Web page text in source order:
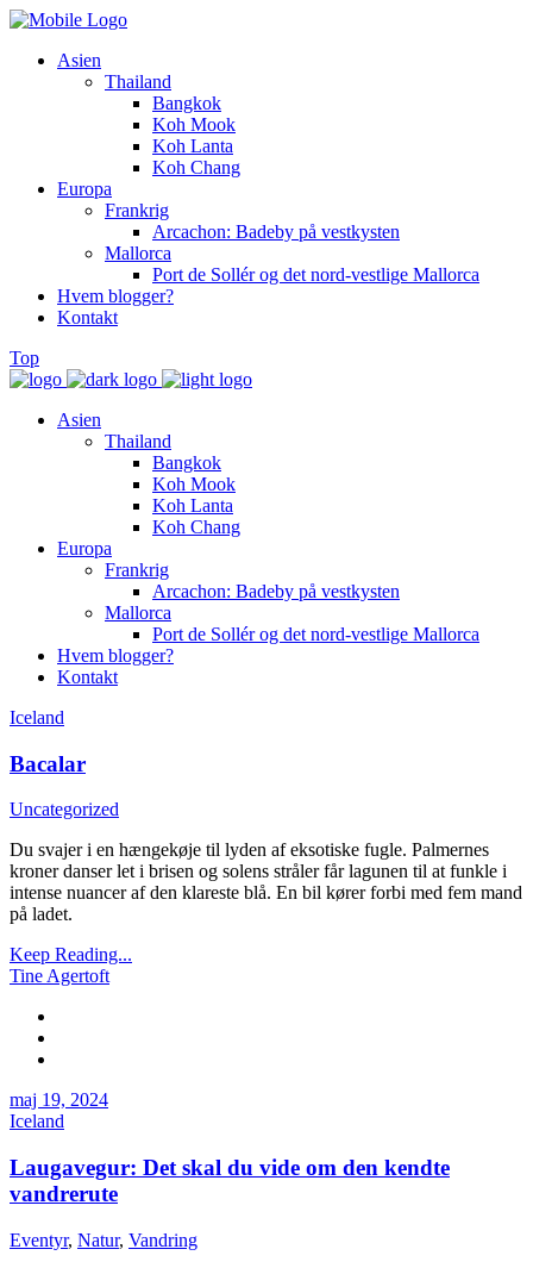
Asien
Thailand
Bangkok
Koh Mook
Koh Lanta
Koh Chang
Europa
Frankrig
Arcachon: Badeby på vestkysten
Mallorca
Port de Sollér og det nord-vestlige Mallorca
Hvem blogger?
Kontakt
Top
Asien
Thailand
Bangkok
Koh Mook
Koh Lanta
Koh Chang
Europa
Frankrig
Arcachon: Badeby på vestkysten
Mallorca
Port de Sollér og det nord-vestlige Mallorca
Hvem blogger?
Kontakt
Iceland
Bacalar
Uncategorized
Du svajer i en hængekøje til lyden af eksotiske fugle. Palmernes
kroner danser let i brisen og solens stråler får lagunen til at funkle i
intense nuancer af den klareste blå. En bil kører forbi med fem mand
på ladet.
Keep Reading...
Tine Agertoft
maj 19, 2024
Iceland
Laugavegur: Det skal du vide om den kendte
vandrerute
Eventyr, Natur, Vandring